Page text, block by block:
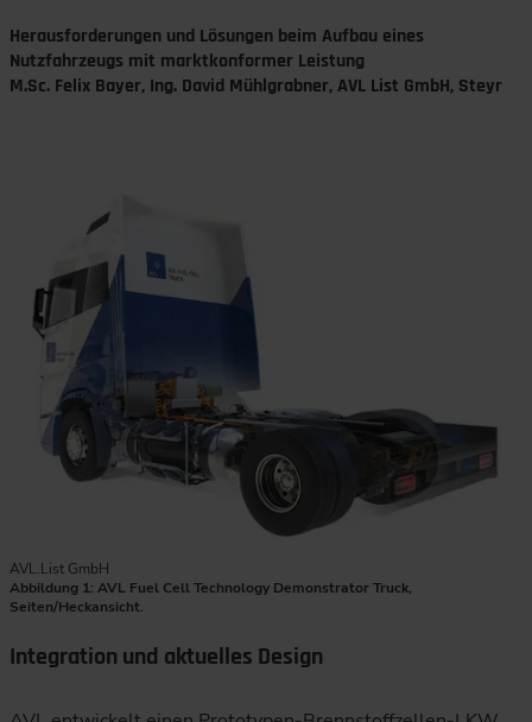
Herausforderungen und Lösungen beim Aufbau eines
Nutzfahrzeugs mit marktkonformer Leistung
M.Sc. Felix Bayer, Ing. David Mühlgrabner, AVL List GmbH, Steyr
AVL.List GmbH
Abbildung 1: AVL Fuel Cell Technology Demonstrator Truck,
Seiten/Heckansicht.
Integration und aktuelles Design